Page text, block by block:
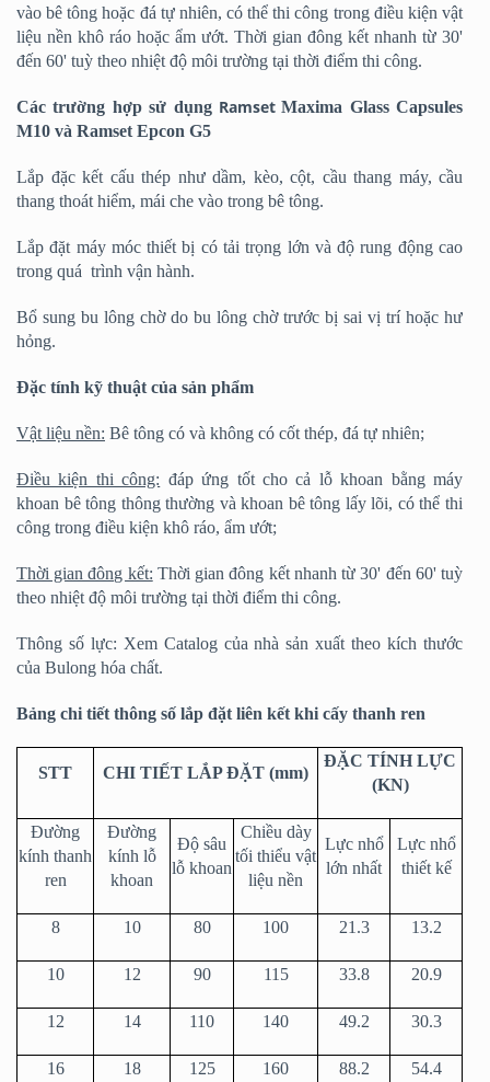
vào bê tông hoặc đá tự nhiên, có thể thi công trong điều kiện vật
liệu nền khô ráo hoặc ẩm ướt. Thời gian đông kết nhanh từ 30'
đến 60' tuỳ theo nhiệt độ môi trường tại thời điểm thi công.
Các trường hợp sử dụng Ramset Maxima Glass Capsules
M10 và Ramset Epcon G5
Lắp đặc kết cấu thép như dầm, kèo, cột, cầu thang máy, cầu
thang thoát hiểm, mái che vào trong bê tông.
Lắp đặt máy móc thiết bị có tải trọng lớn và độ rung động cao
trong quá trình vận hành.
Bổ sung bu lông chờ do bu lông chờ trước bị sai vị trí hoặc hư
hỏng.
Đặc tính kỹ thuật của sản phẩm
Vật liệu nền: Bê tông có và không có cốt thép, đá tự nhiên;
Điều kiện thi công: đáp ứng tốt cho cả lỗ khoan bằng máy
khoan bê tông thông thường và khoan bê tông lấy lõi, có thể thi
công trong điều kiện khô ráo, ẩm ướt;
Thời gian đông kết: Thời gian đông kết nhanh từ 30' đến 60' tuỳ
theo nhiệt độ môi trường tại thời điểm thi công.
Thông số lực: Xem Catalog của nhà sản xuất theo kích thước
của Bulong hóa chất.
Bảng chi tiết thông số lắp đặt liên kết khi cấy thanh ren
STT CHI TIẾT LẮP ĐẶT (mm)
ĐẶC TÍNH LỰC
(KN)
Đường
kính thanh
ren
Đường
kính lỗ
khoan
Độ sâu
lỗ khoan
Chiều dày
tối thiểu vật
liệu nền
Lực nhổ
lớn nhất
Lực nhổ
thiết kế
8 10 80 100 21.3 13.2
10 12 90 115 33.8 20.9
12 14 110 140 49.2 30.3
16 18 125 160 88.2 54.4